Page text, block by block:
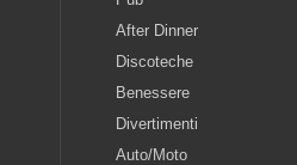
After Dinner
Discoteche
Benessere
Divertimenti
Auto/Moto